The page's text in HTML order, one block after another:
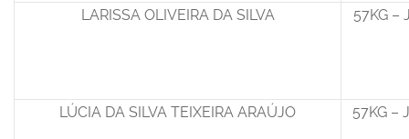
LARISSA OLIVEIRA DA SILVA 57KG –
LÚCIA DA SILVA TEIXEIRA ARAÚJO 57KG –